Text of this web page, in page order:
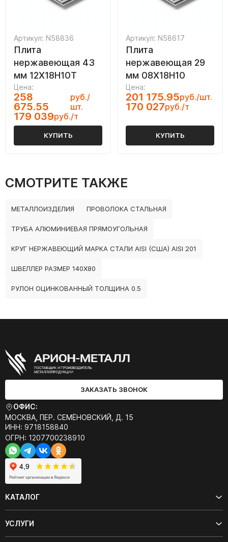
Артикул: N58836
Плита
нержавеющая 43
мм 12Х18Н10Т
Цена:
258
675.55
руб./
шт.
179 039руб./т
КУПИТЬ
Артикул: N58617
Плита
нержавеющая 29
мм 08Х18Н10
Цена:
201 175.95руб./шт.
170 027руб./т
КУПИТЬ
СМОТРИТЕ ТАКЖЕ
МЕТАЛЛОИЗДЕЛИЯ ПРОВОЛОКА СТАЛЬНАЯ
ТРУБА АЛЮМИНИЕВАЯ ПРЯМОУГОЛЬНАЯ
КРУГ НЕРЖАВЕЮЩИЙ МАРКА СТАЛИ AISI (США) AISI 201
ШВЕЛЛЕР РАЗМЕР 140Х80
РУЛОН ОЦИНКОВАННЫЙ ТОЛЩИНА 0.5
ЗАКАЗАТЬ ЗВОНОК
ОФИС:
МОСКВА, ПЕР. СЕМЁНОВСКИЙ, Д. 15
ИНН: 9718158840
ОГРН: 1207700238910
КАТАЛОГ
УСЛУГИ